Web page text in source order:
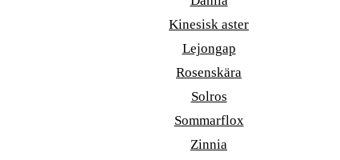
Kinesisk aster
Lejongap
Rosenskära
Solros
Sommarflox
Zinnia